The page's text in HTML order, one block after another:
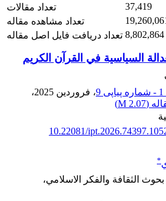
تعداد مقالات
37,419
تعداد مشاهده مقاله
تعداد دریافت فایل اصل مقاله 8,802,864
السیاسیة في القرآن الكریم
، فروردین 2025
،
(
2.07 M
)
10.22081/
*
الثقافة والفكر الاسلامي،